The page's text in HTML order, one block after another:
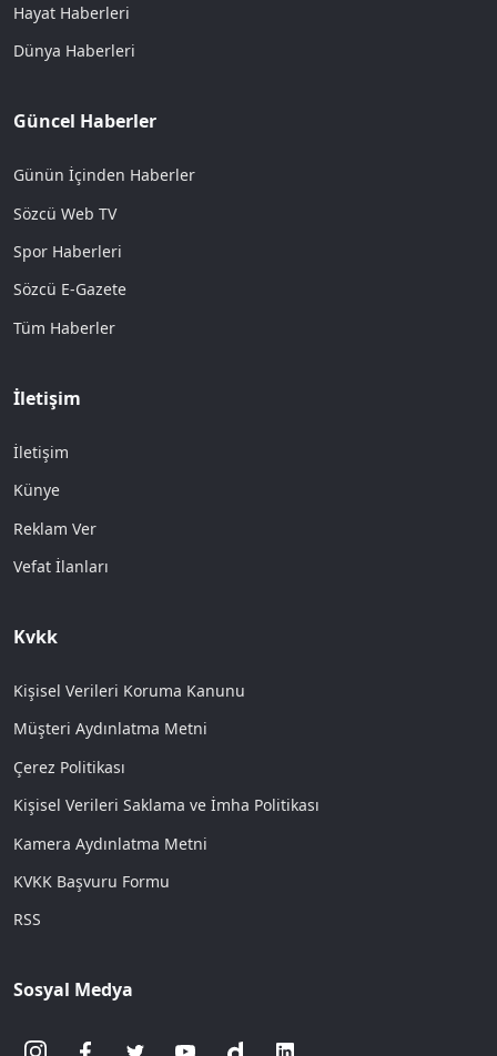
Hayat Haberleri
Dünya Haberleri
Güncel Haberler
Günün İçinden Haberler
Sözcü Web TV
Spor Haberleri
Sözcü E-Gazete
Tüm Haberler
İletişim
İletişim
Künye
Reklam Ver
Vefat İlanları
Kvkk
Kişisel Verileri Koruma Kanunu
Müşteri Aydınlatma Metni
Çerez Politikası
Kişisel Verileri Saklama ve İmha Politikası
Kamera Aydınlatma Metni
KVKK Başvuru Formu
RSS
Sosyal Medya